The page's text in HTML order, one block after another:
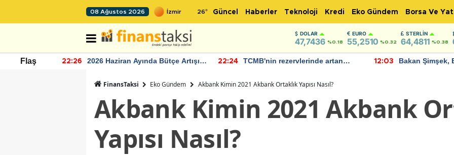
08 Ağustos 2026 26° Güncel Haberler Teknoloji Kredi Eko Gündem Borsa Ve
DOLAR
47,7436 %0.18
EURO
55,2510 %0.32
STERLIN
64,4811 %0.38
Flaş 22:26
2026 Haziran Ayında Bütçe Artışı
22:24
TCMB'nin rezervlerinde artan
12:03
Bakan Şimşek,
FinansTaksi Eko Gündem Akbank Kimin 2021 Akbank Ortaklık Yapısı Nasıl?
Akbank Kimin 2021 Akbank
Yapısı Nasıl?